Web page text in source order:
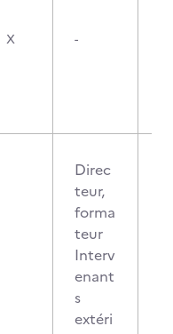
X -
Direc
teur,
forma
teur
Interv
enant
s
extéri